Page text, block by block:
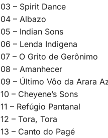
03 – Spirit Dance
04 – Albazo
05 – Indian Sons
06 – Lenda Indigena
07 – O Grito de Gerônimo
08 – Amanhecer
09 – Último Vôo da Arara
10 – Cheyene’s Sons
11 – Refúgio Pantanal
12 – Tora, Tora
13 – Canto do Pagé